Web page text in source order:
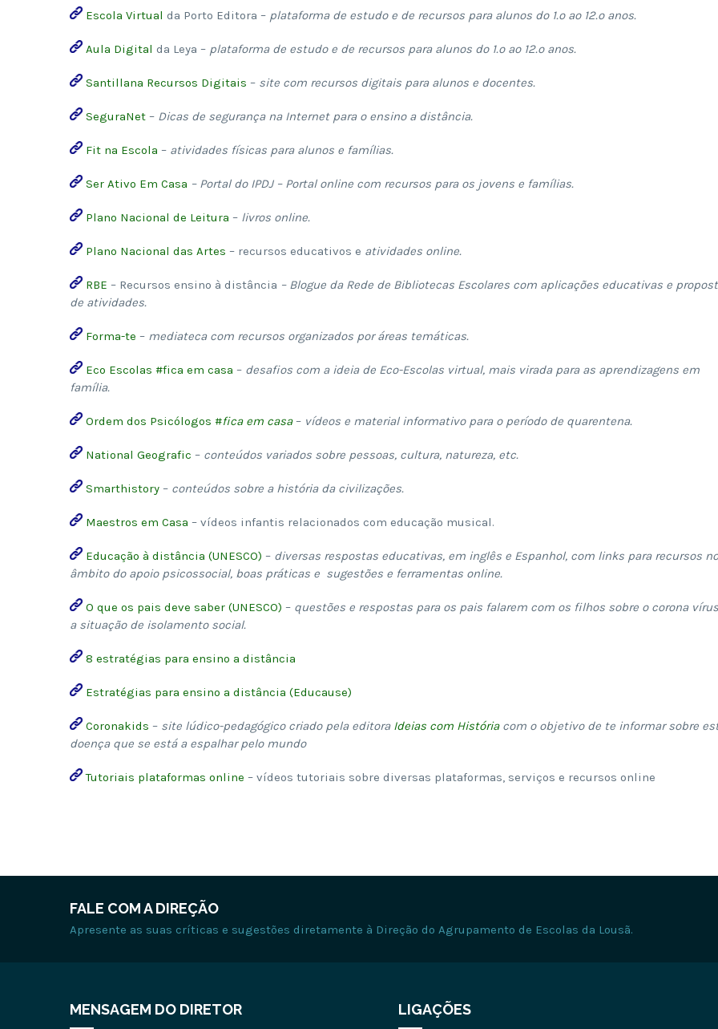
Escola Virtual da Porto Editora – plataforma de estudo e de recursos para alunos do 1.º ao 12.º anos.
Aula Digital da Leya – plataforma de estudo e de recursos para alunos do 1.º ao 12.º anos.
Santillana Recursos Digitais – site com recursos digitais para alunos e docentes.
SeguraNet – Dicas de segurança na Internet para o ensino a distância.
Fit na Escola – atividades físicas para alunos e famílias.
Ser Ativo Em Casa – Portal do IPDJ – Portal online com recursos para os jovens e famílias.
Plano Nacional de Leitura – livros online.
Plano Nacional das Artes – recursos educativos e atividades online.
RBE – Recursos ensino à distância – Blogue da Rede de Bibliotecas Escolares com aplicações educativas e
de atividades.
Forma-te – mediateca com recursos organizados por áreas temáticas.
Eco Escolas #fica em casa – desafios com a ideia de Eco-Escolas virtual, mais virada para as aprendizagens em
família.
Ordem dos Psicólogos #fica em casa– vídeos e material informativo para o período de quarentena.
National Geografic – conteúdos variados sobre pessoas, cultura, natureza, etc.
Smarthistory – conteúdos sobre a história da civilizações.
Maestros em Casa – vídeos infantis relacionados com educação musical.
Educação à distância (UNESCO) – diversas respostas educativas, em inglês e Espanhol, com links para recursos no
âmbito do apoio psicossocial, boas práticas e sugestões e ferramentas online.
O que os pais deve saber (UNESCO) – questões e respostas para os pais falarem com os filhos sobre o corona
a situação de isolamento social.
8 estratégias para ensino a distância
Estratégias para ensino a distância (Educause)
Coronakids – site lúdico-pedagógico criado pela editora Ideias com Históriacom o objetivo de te informar sobre
doença que se está a espalhar pelo mundo
Tutoriais plataformas online – vídeos tutoriais sobre diversas plataformas, serviços e recursos online
FALE COM A DIREÇÃO
Apresente as suas críticas e sugestões diretamente à Direção do Agrupamento de Escolas da Lousã.
MENSAGEM DO DIRETOR LIGAÇÕES